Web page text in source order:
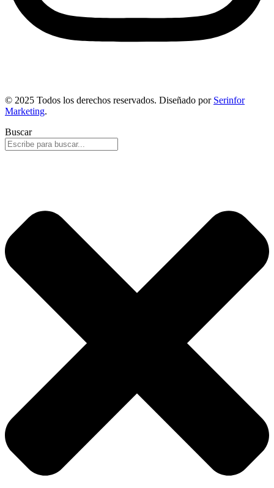
© 2025 Todos los derechos reservados. Diseñado por Serinfor
Marketing.
Buscar